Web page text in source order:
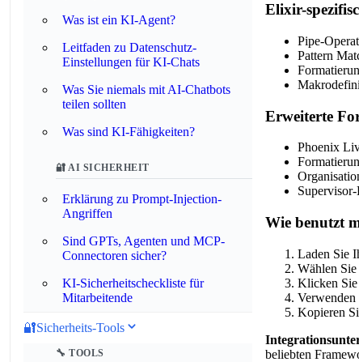
Was ist ein KI-Agent?
Leitfaden zu Datenschutz-
Einstellungen für KI-Chats
Was Sie niemals mit AI-Chatbots
teilen sollten
Was sind KI-Fähigkeiten?
🔐 AI SICHERHEIT
Erklärung zu Prompt-Injection-
Angriffen
Sind GPTs, Agenten und MCP-
Connectoren sicher?
KI-Sicherheitscheckliste für
Mitarbeitende
🔐Sicherheits-Tools
🔧 TOOLS
Elixir-
Pipe-
Pattern
Erweiterte
Phoenix
Wie benutzt
Laden Sie
Wählen
Klicken Sie
Kopieren
beliebten